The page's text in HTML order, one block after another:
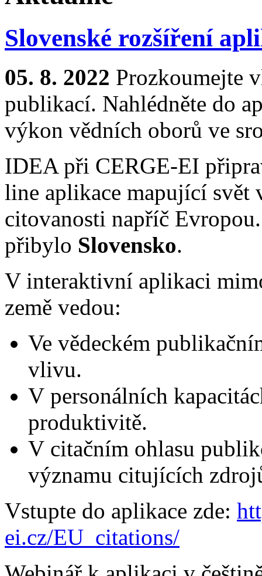
Slovenské rozšíření
05. 8. 2022 Prozkoumejte
publikací. Nahlédněte do
výkon vědních oborů ve
IDEA při CERGE-EI
line aplikace mapující svět
citovanosti napříč
přibylo Slovensko.
V interaktivní aplikaci
země vedou:
Ve vědeckém
vlivu.
V personálních
produktivitě.
V citačním ohlasu
významu citujících
Vstupte do aplikace zde:
ei.cz/EU_citations/